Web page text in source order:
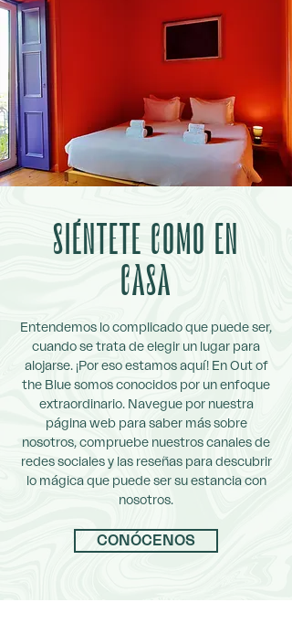
SIÉNTETE COMO EN
CASA
Entendemos lo complicado que puede ser,
cuando se trata de elegir un lugar para
alojarse. ¡Por eso estamos aquí! En Out of
the Blue somos conocidos por un enfoque
extraordinario. Navegue por nuestra
página web para saber más sobre
nosotros, compruebe nuestros canales de
redes sociales y las reseñas para descubrir
lo mágica que puede ser su estancia con
nosotros.
CONÓCENOS